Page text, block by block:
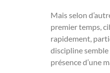
Mais selon
premier temps,
rapidement,
discipline semble
présence d’une